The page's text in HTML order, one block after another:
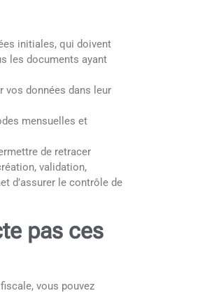
initiales, qui doivent
les documents ayant
vos données dans leur
mensuelles et
de retracer
validation,
d’assurer le contrôle de
pas ces
vous pouvez